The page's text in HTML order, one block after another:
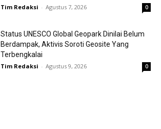
Tim Redaksi - Agustus 7, 2026 0
Status UNESCO Global Geopark Dinilai Belum
Berdampak, Aktivis Soroti Geosite Yang
Terbengkalai
Tim Redaksi - Agustus 9, 2026 0